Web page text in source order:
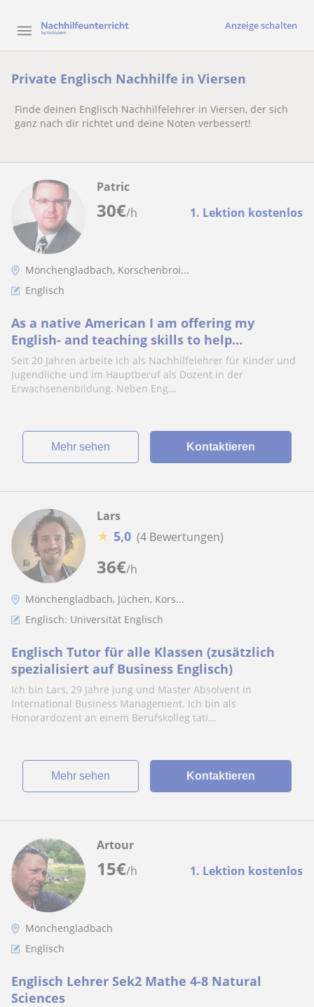
Anzeige schalten
Private Englisch Nachhilfe in Viersen
Finde deinen Englisch Nachhilfelehrer in Viersen, der sich
ganz nach dir richtet und deine Noten verbessert!
30€/h 1. Lektion kostenlos
Patric
Mönchengladbach, Korschenbroi...
Englisch
As a native American I am offering my
English- and teaching skills to help
kids/teenagers and adults.
Seit 20 Jahren arbeite ich als Nachhilfelehrer für Kinder und
Jugendliche und im Hauptberuf als Dozent in der
Erwachsenenbildung. Neben Eng...
Mehr sehen Kontaktieren
36€/h
Lars
★ 5,0 (4 Bewertungen)
Mönchengladbach, Jüchen, Kors...
Englisch: Universität Englisch
Englisch Tutor für alle Klassen (zusätzlich
spezialisiert auf Business Englisch)
Ich bin Lars, 29 Jahre jung und Master Absolvent in
International Business Management. Ich bin als
Honorardozent an einem Berufskolleg täti...
Mehr sehen Kontaktieren
15€/h 1. Lektion kostenlos
Artour
Mönchengladbach
Englisch
Englisch Lehrer Sek2 Mathe 4-8 Natural
Sciences